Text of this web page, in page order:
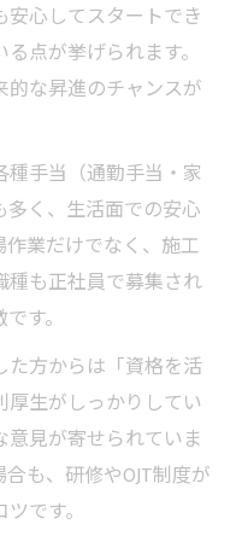
用される条件とは
な資格と経験
探すポイント
社求人の選び方
めの条件を解説
心してスタートでき
点が挙げられます。
な昇進のチャンスが
手当（通勤手当・家
く、生活面での安心
業だけでなく、施工
も正社員で募集され
す。
た方からは「資格を活
生がしっかりしてい
見が寄せられていま
も、研修やOJT制度が
です。